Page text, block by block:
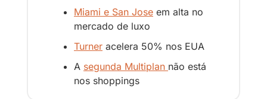
Miami e San Jose em alta no
mercado de luxo
Turner acelera 50% nos EUA
A segunda Multiplan não está
nos shoppings